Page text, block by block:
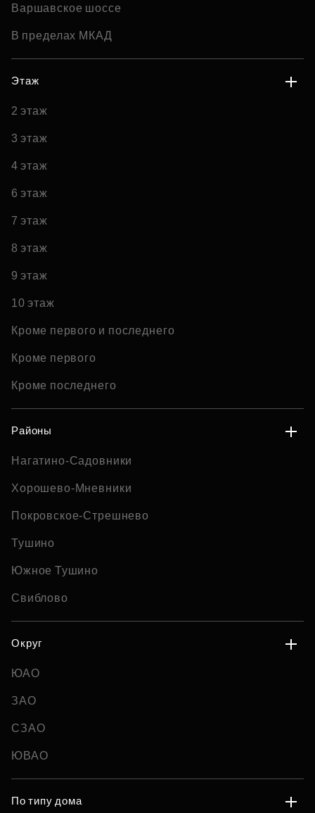
Варшавское шоссе
В пределах МКАД
Этаж
2 этаж
3 этаж
4 этаж
6 этаж
7 этаж
8 этаж
9 этаж
10 этаж
Кроме первого и последнего
Кроме первого
Кроме последнего
Районы
Нагатино-Садовники
Хорошево-Мневники
Покровское-Стрешнево
Тушино
Южное Тушино
Свиблово
Округ
ЮАО
ЗАО
СЗАО
ЮВАО
По типу дома